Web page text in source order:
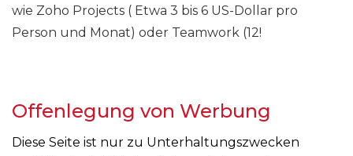
wie Zoho Projects ( Etwa 3 bis 6 US-Dollar pro
Person und Monat) oder Teamwork (12!
Offenlegung von Werbung
Diese Seite ist nur zu Unterhaltungszwecken